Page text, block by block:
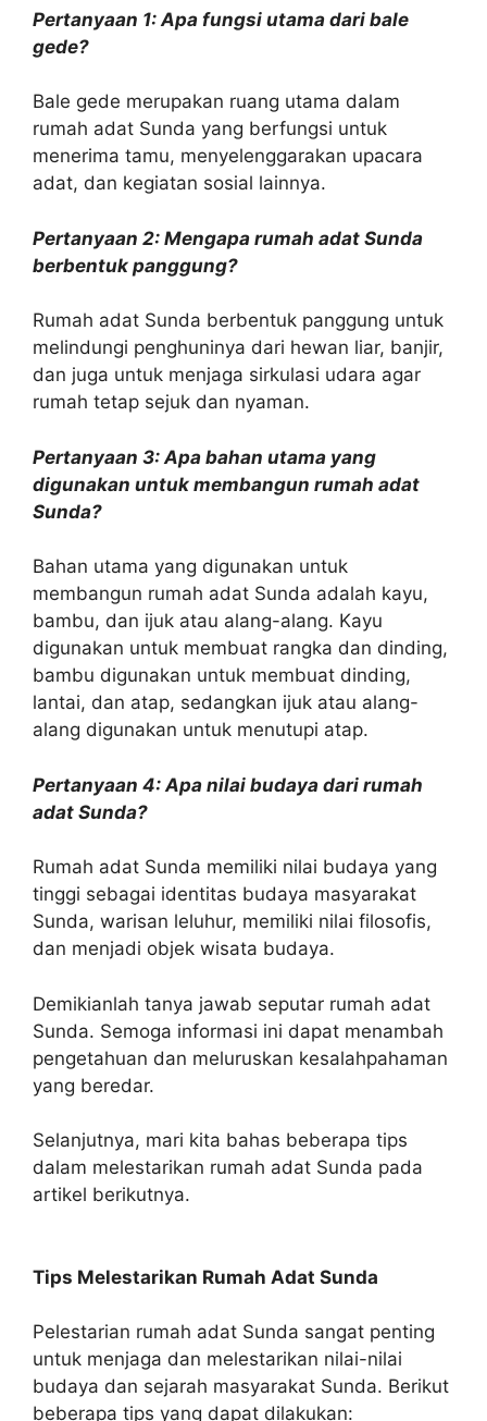
Pertanyaan 1: Apa fungsi utama dari bale
gede?
Bale gede merupakan ruang utama dalam
rumah adat Sunda yang berfungsi untuk
menerima tamu, menyelenggarakan upacara
adat, dan kegiatan sosial lainnya.
Pertanyaan 2: Mengapa rumah adat Sunda
berbentuk panggung?
Rumah adat Sunda berbentuk panggung untuk
melindungi penghuninya dari hewan liar, banjir,
dan juga untuk menjaga sirkulasi udara agar
rumah tetap sejuk dan nyaman.
Pertanyaan 3: Apa bahan utama yang
digunakan untuk membangun rumah adat
Sunda?
Bahan utama yang digunakan untuk
membangun rumah adat Sunda adalah kayu,
bambu, dan ijuk atau alang-alang. Kayu
digunakan untuk membuat rangka dan dinding,
bambu digunakan untuk membuat dinding,
lantai, dan atap, sedangkan ijuk atau alang-
alang digunakan untuk menutupi atap.
Pertanyaan 4: Apa nilai budaya dari rumah
adat Sunda?
Rumah adat Sunda memiliki nilai budaya yang
tinggi sebagai identitas budaya masyarakat
Sunda, warisan leluhur, memiliki nilai filosofis,
dan menjadi objek wisata budaya.
Demikianlah tanya jawab seputar rumah adat
Sunda. Semoga informasi ini dapat menambah
pengetahuan dan meluruskan kesalahpahaman
yang beredar.
Selanjutnya, mari kita bahas beberapa tips
dalam melestarikan rumah adat Sunda pada
artikel berikutnya.
Tips Melestarikan Rumah Adat Sunda
Pelestarian rumah adat Sunda sangat penting
untuk menjaga dan melestarikan nilai-nilai
budaya dan sejarah masyarakat Sunda. Berikut
beberapa tips yang dapat dilakukan: